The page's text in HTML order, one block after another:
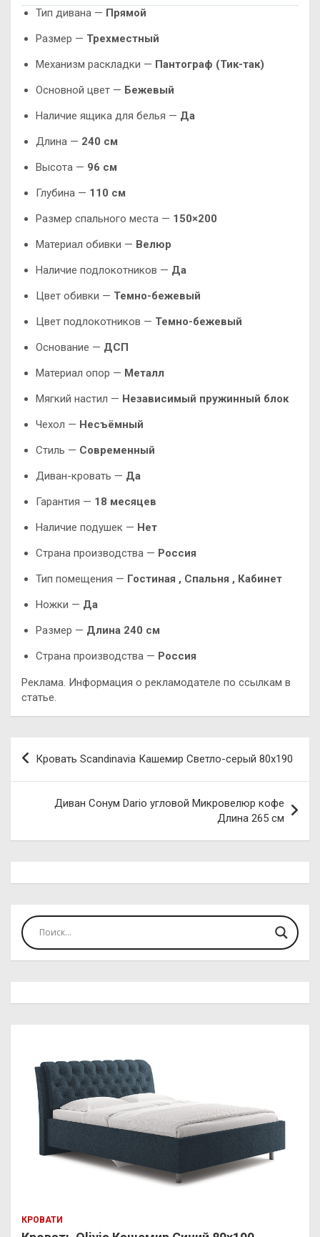
Тип дивана — Прямой
Размер — Трехместный
Механизм раскладки — Пантограф (Тик-так)
Основной цвет — Бежевый
Наличие ящика для белья — Да
Длина — 240 см
Высота — 96 см
Глубина — 110 см
Размер спального места — 150×200
Материал обивки — Велюр
Наличие подлокотников — Да
Цвет обивки — Темно-бежевый
Цвет подлокотников — Темно-бежевый
Основание — ДСП
Материал опор — Металл
Мягкий настил — Независимый пружинный блок
Чехол — Несъёмный
Стиль — Современный
Диван-кровать — Да
Гарантия — 18 месяцев
Наличие подушек — Нет
Страна производства — Россия
Тип помещения — Гостиная , Спальня , Кабинет
Ножки — Да
Размер — Длина 240 см
Страна производства — Россия
Реклама. Информация о рекламодателе по ссылкам в
статье.
Навигация
по
Кровать Scandinavia Кашемир Светло-серый 80х190
Диван Сонум Dario угловой Микровелюр кофе
Длина 265 см
КРОВАТИ